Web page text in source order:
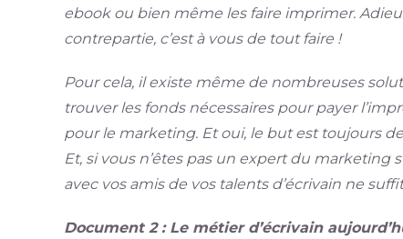
ebook ou bien même les faire imprimer.
contrepartie, c’est à vous de tout faire !
Pour cela, il existe même de nombreuses
trouver les fonds nécessaires pour payer
pour le marketing. Et oui, le but est toujours
Et, si vous n’êtes pas un expert du
avec vos amis de vos talents d’écrivain ne
Document 2 : Le métier d’écrivain